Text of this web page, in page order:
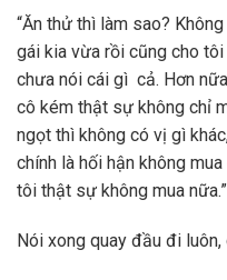
“Ăn thử thì làm sao?
gái kia vừa rồi cũng cho
chưa nói cái gì cả. Hơn
cô kém thật sự không chỉ
ngọt thì không có vị gì
chính là hối hận không
tôi thật sự không mua nữa.”
Nói xong quay đầu đi